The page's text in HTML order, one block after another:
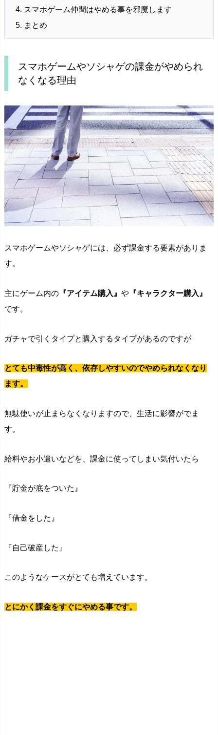
4. スマホゲーム仲間はやめる事を邪魔します
5. まとめ
スマホゲームやソシャゲの課金がやめられ
なくなる理由
スマホゲームやソシャゲには、必ず課金する要素がありま
す。
主にゲーム内の 『アイテム購入』 や 『キャラクター購入』
です。
ガチャで引くタイプと購入するタイプがあるのですが
とても中毒性が高く、依存しやすいのでやめられなくなり
ます。
無駄使いが止まらなくなりますので、生活に影響がでま
す。
給料やお小遣いなどを、課金に使ってしまい気付いたら
『貯金が底をついた』
『借金をした』
『自己破産した』
このようなケースがとても増えています。
とにかく課金をすぐにやめる事です。